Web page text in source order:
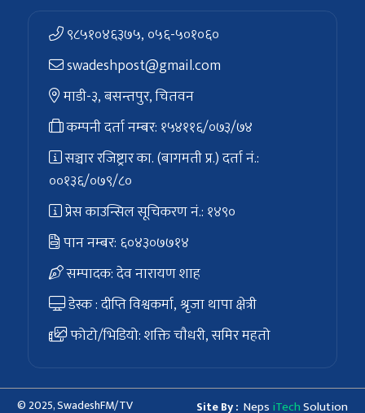
९८५१०४६३७५, ०५६-५०१०६०
swadeshpost@gmail.com
माडी-३, बसन्तपुर, चितवन
कम्पनी दर्ता नम्बर: १५४११६/०७३/७४
सञ्चार रजिष्ट्रार का. (बागमती प्र.) दर्ता नं.:
००१३६/०७९/८०
प्रेस काउन्सिल सूचिकरण नं.: १४९०
पान नम्बर: ६०४३०७७१४
सम्पादक: देव नारायण शाह
डेस्क : दीप्ति विश्वकर्मा, श्रृजा थापा क्षेत्री
फोटो/भिडियो: शक्ति चाैधरी, समिर महतो
© 2025, SwadeshFM/TV Site By : Neps iTechSolution